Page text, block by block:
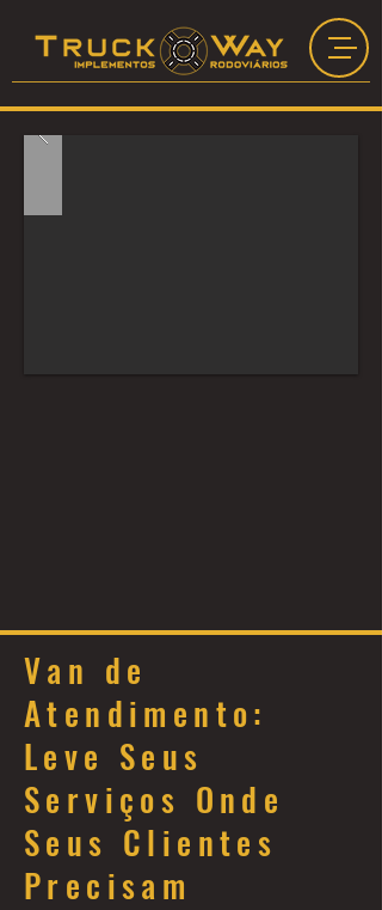
Van de
Atendimento:
Leve Seus
Serviços Onde
Seus Clientes
Precisam